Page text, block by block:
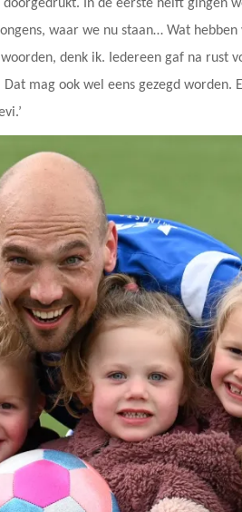
In de eerste helft gingen
waar we nu staan… Wat
denk ik. Iedereen gaf na rust
mag ook wel eens gezegd worden.